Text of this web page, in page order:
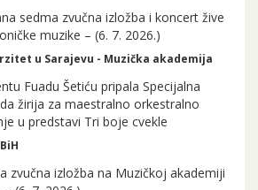
sedma zvučna izložba i koncert žive
muzike – (6. 7. 2026.)
u Sarajevu - Muzička akademija
Fuadu Šetiću pripala Specijalna
žirija za maestralno orkestralno
u predstavi Tri boje cvekle
zvučna izložba na Muzičkoj akademiji